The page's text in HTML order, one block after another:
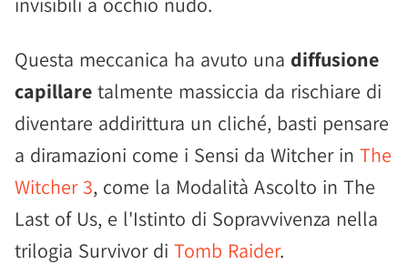
Questa meccanica ha avuto una diffusione
capillare talmente massiccia da rischiare di
diventare addirittura un cliché, basti pensare
a diramazioni come i Sensi da Witcher in The
Witcher 3, come la Modalità Ascolto in The
Last of Us, e l'Istinto di Sopravvivenza nella
trilogia Survivor di Tomb Raider.